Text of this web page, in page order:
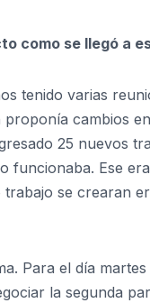
como se llegó a
tenido varias
cambios
25 nuevos
Ese
se crearan
Para el día
la segunda